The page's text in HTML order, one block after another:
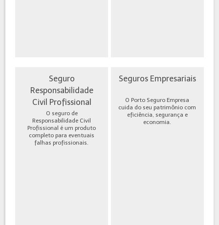
Seguro
Responsabilidade
Civil Profissional
O seguro de
Responsabilidade Civil
Profissional é um produto
completo para eventuais
falhas profissionais.
Seguros Empresariais
O Porto Seguro Empresa
cuida do seu patrimônio com
eficiência, segurança e
economia.